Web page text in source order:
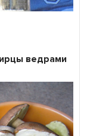
ведрами